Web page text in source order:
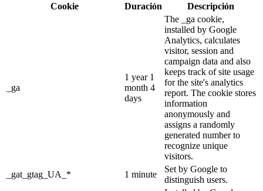
Cookie
Duración Descripción
_ga
1 year 1
month 4
days
The _ga cookie,
installed by Google
Analytics, calculates
visitor, session and
campaign data and also
keeps track of site usage
for the site's analytics
report. The cookie stores
information
anonymously and
assigns a randomly
generated number to
recognize unique
visitors.
_gat_gtag_UA_*
1 minute
Set by Google to
distinguish users.